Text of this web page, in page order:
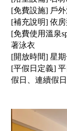
[免費設施] 戶
[補充說明] 依
[免費使用溫泉
著泳衣
[開放時間] 星
[平假日定義]
假日、連續假